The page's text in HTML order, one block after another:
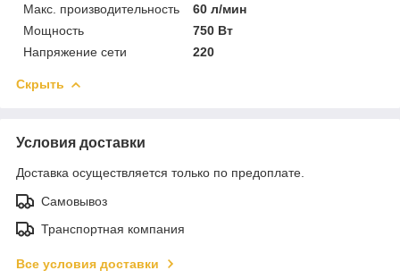
Макс. производительность
60 л/мин
Мощность
750 Вт
Напряжение сети
220
Скрыть
Условия доставки
Доставка осуществляется только по предоплате.
Самовывоз
Транспортная компания
Все условия доставки